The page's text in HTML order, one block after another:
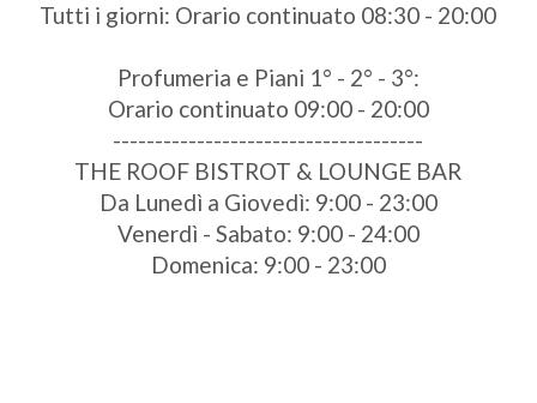
Tutti i giorni: Orario continuato 08:30 - 20:00
Profumeria e Piani 1° - 2° - 3°:
Orario continuato 09:00 - 20:00
-------------------------------------
THE ROOF BISTROT & LOUNGE BAR
Da Lunedì a Giovedì: 9:00 - 23:00
Venerdì - Sabato: 9:00 - 24:00
Domenica: 9:00 - 23:00